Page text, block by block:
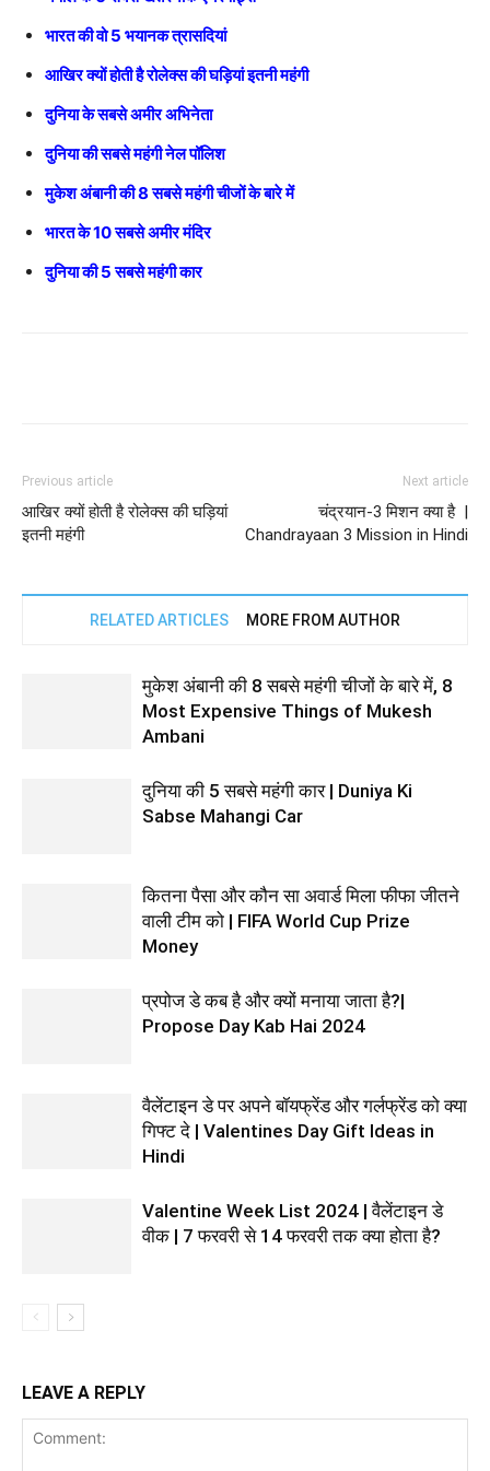
भारत की वो 5 भयानक त्रासदियां
आखिर क्यों होती है रोलेक्स की घड़ियां इतनी महंगी
दुनिया के सबसे अमीर अभिनेता
दुनिया की सबसे महंगी नेल पॉलिश
मुकेश अंबानी की 8 सबसे महंगी चीजों के बारे में
भारत के 10 सबसे अमीर मंदिर
दुनिया की 5 सबसे महंगी कार
Previous article
आखिर क्यों होती है रोलेक्स की घड़ियां
इतनी महंगी
Next article
चंद्रयान-3 मिशन क्या है |
Chandrayaan 3 Mission in Hindi
RELATED ARTICLES MORE FROM AUTHOR
मुकेश अंबानी की 8 सबसे महंगी चीजों के बारे में, 8
Most Expensive Things of Mukesh
Ambani
दुनिया की 5 सबसे महंगी कार | Duniya Ki
Sabse Mahangi Car
कितना पैसा और कौन सा अवार्ड मिला फीफा जीतने
वाली टीम को | FIFA World Cup Prize
Money
प्रपोज डे कब है और क्यों मनाया जाता है?|
Propose Day Kab Hai 2024
वैलेंटाइन डे पर अपने बॉयफ्रेंड और गर्लफ्रेंड को क्या
गिफ्ट दे | Valentines Day Gift Ideas in
Hindi
Valentine Week List 2024 | वैलेंटाइन डे
वीक | 7 फरवरी से 14 फरवरी तक क्या होता है?
LEAVE A REPLY